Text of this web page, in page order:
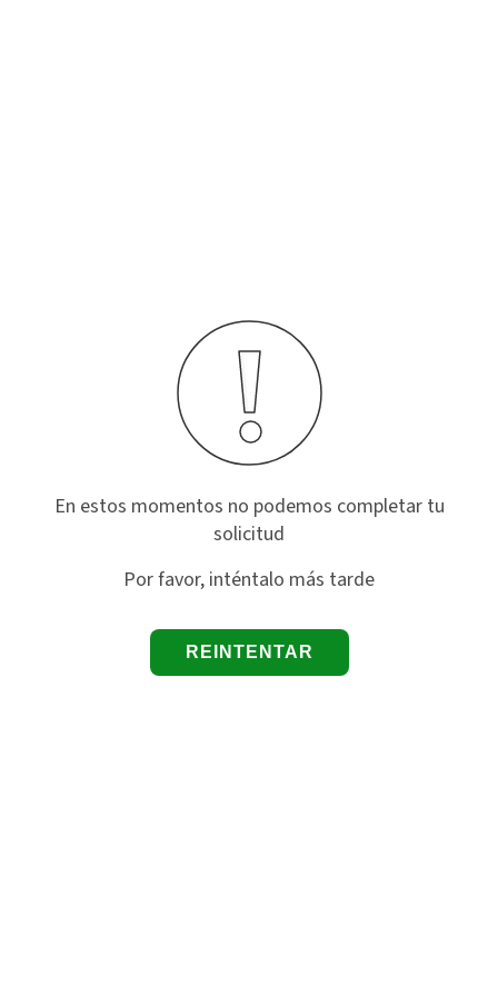
En estos momentos no podemos completar tu
solicitud
Por favor, inténtalo más tarde
REINTENTAR